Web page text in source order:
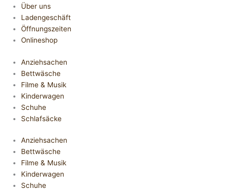
Über uns
Ladengeschäft
Öffnungszeiten
Onlineshop
Anziehsachen
Bettwäsche
Filme & Musik
Kinderwagen
Schuhe
Schlafsäcke
Anziehsachen
Bettwäsche
Filme & Musik
Kinderwagen
Schuhe